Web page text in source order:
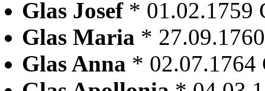
Glas Josef * 01.02.1759
Glas Maria *
Glas Anna * 02.07.1764